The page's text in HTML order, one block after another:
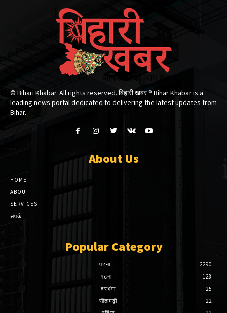
© Bihari Khabar. All rights reserved. बिहारी खबर ®​ Bihar Khabar is a
leading news portal dedicated to delivering the latest updates from
Bihar.
About Us
HOME
ABOUT
SERVICES
संपर्क
Popular Category
पटना
2290
पटना
128
दरभंगा
25
सीतामढ़ी
22